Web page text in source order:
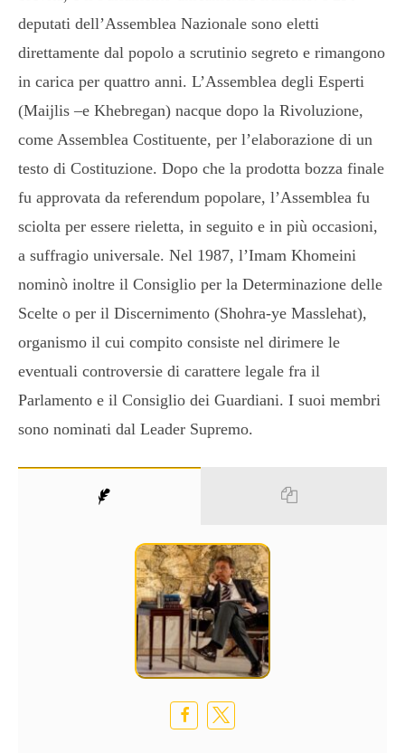
deputati dell’Assemblea Nazionale sono eletti
direttamente dal popolo a scrutinio segreto e rimangono
in carica per quattro anni. L’Assemblea degli Esperti
(Maijlis –e Khebregan) nacque dopo la Rivoluzione,
come Assemblea Costituente, per l’elaborazione di un
testo di Costituzione. Dopo che la prodotta bozza finale
fu approvata da referendum popolare, l’Assemblea fu
sciolta per essere rieletta, in seguito e in più occasioni,
a suffragio universale. Nel 1987, l’Imam Khomeini
nominò inoltre il Consiglio per la Determinazione delle
Scelte o per il Discernimento (Shohra-ye Masslehat),
organismo il cui compito consiste nel dirimere le
eventuali controversie di carattere legale fra il
Parlamento e il Consiglio dei Guardiani. I suoi membri
sono nominati dal Leader Supremo.